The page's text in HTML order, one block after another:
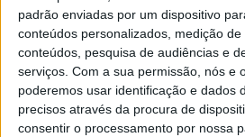
padrão enviadas por um dispositivo
conteúdos personalizados, medição
conteúdos, pesquisa de audiências e
serviços. Com a sua permissão, nós e
poderemos usar identificação e dados
precisos através da procura de
consentir o processamento por nossa
tecido.
A Tuna Académica Masculina da
Saúde do Vale do Ave,
presença no Vai à Vila, levando